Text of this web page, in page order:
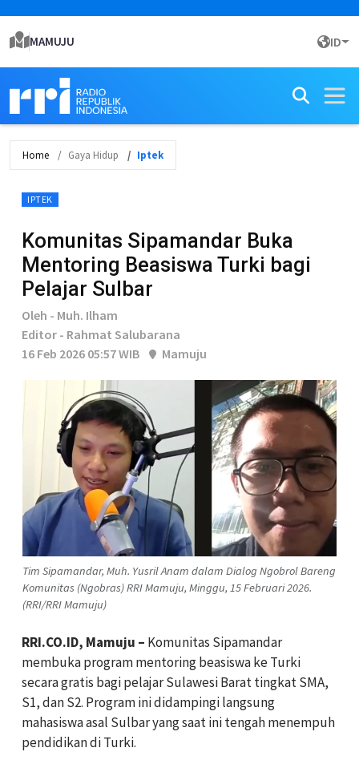
MAMUJU ID
Home Gaya Hidup Iptek
IPTEK
Komunitas Sipamandar Buka
Mentoring Beasiswa Turki bagi
Pelajar Sulbar
Oleh - Muh. Ilham
Editor - Rahmat Salubarana
16 Feb 2026 05:57 WIB
Mamuju
Tim Sipamandar, Muh. Yusril Anam dalam Dialog Ngobrol Bareng
Komunitas (Ngobras) RRI Mamuju, Minggu, 15 Februari 2026.
(RRI/RRI Mamuju)
RRI.CO.ID, Mamuju – Komunitas Sipamandar
membuka program mentoring beasiswa ke Turki
secara gratis bagi pelajar Sulawesi Barat tingkat SMA,
S1, dan S2. Program ini didampingi langsung
mahasiswa asal Sulbar yang saat ini tengah menempuh
pendidikan di Turki.